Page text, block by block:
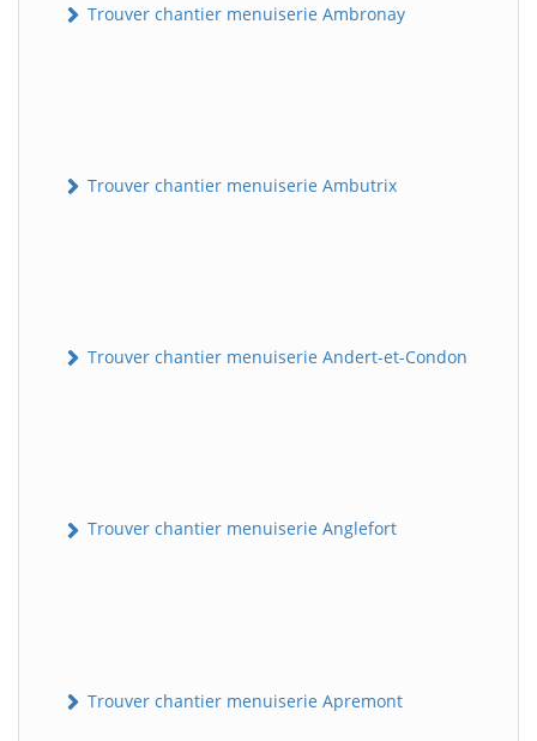
Trouver chantier menuiserie Ambronay
Trouver chantier menuiserie Ambutrix
Trouver chantier menuiserie Andert-et-Condon
Trouver chantier menuiserie Anglefort
Trouver chantier menuiserie Apremont